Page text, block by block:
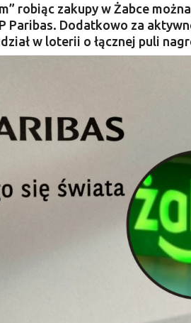
robiąc zakupy w Żabce
Dodatkowo za
w loterii o łącznej puli